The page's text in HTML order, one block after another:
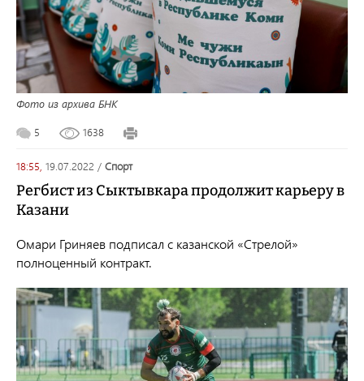
Фото из архива БНК
5 1638
18:55, 19.07.2022 / спорт
Регбист из Сыктывкара продолжит карьеру в
Казани
Омари Гриняев подписал с казанской «Стрелой»
полноценный контракт.